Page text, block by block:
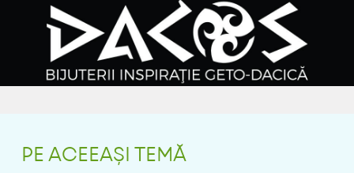
PE ACEEAȘI TEMĂ